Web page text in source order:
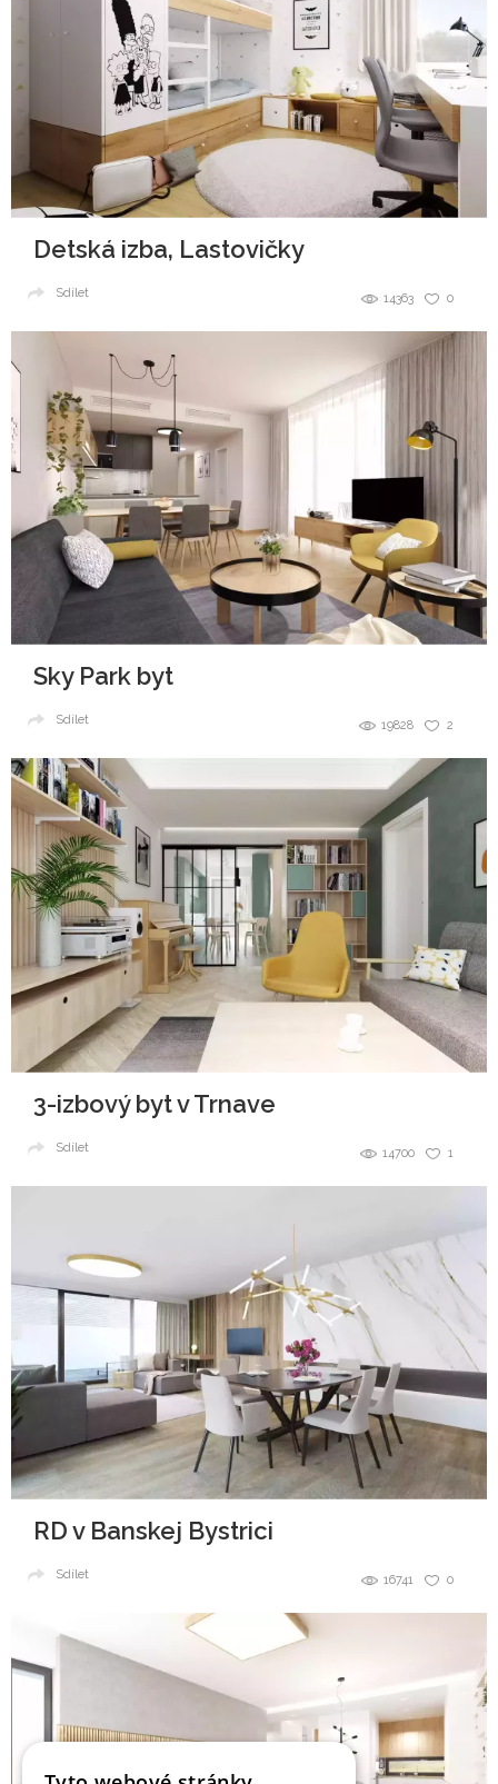
Detská izba, Lastovičky
0
14363
Sdílet
Sky Park byt
2
19828
Sdílet
3-izbový byt v Trnave
1
14700
Sdílet
RD v Banskej Bystrici
0
16741
Sdílet